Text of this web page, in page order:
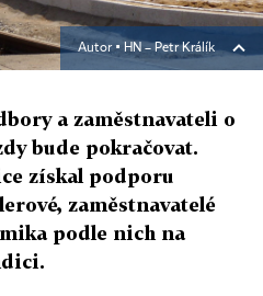
Autor ▪ HN – Petr Králík
a zaměstnavateli o
bude pokračovat.
získal podporu
zaměstnavatelé
podle nich na